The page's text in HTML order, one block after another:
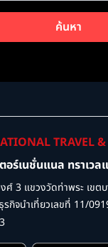
ค้นหา
TRAVEL
อร์เนชั่นแนล ทราเวล
3 แขวงวัดท่าพระ เขต
กิจนำเที่ยวเลขที่ 11/